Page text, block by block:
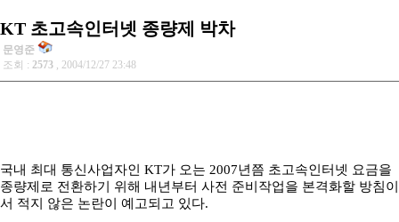
KT 초고속인터넷 종량제 박차
문영준
조회 : 2573 , 2004/12/27 23:48
국내 최대 통신사업자인 KT가 오는 2007년쯤 초고속인터넷 요금을
종량제로 전환하기 위해 내년부터 사전 준비작업을 본격화할 방침이
서 적지 않은 논란이 예고되고 있다.